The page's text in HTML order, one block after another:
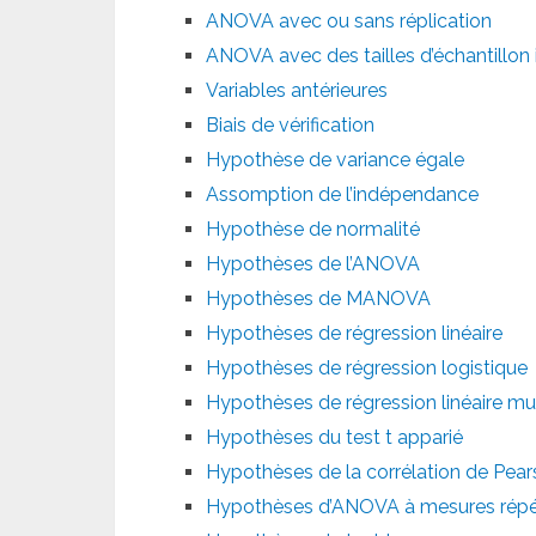
ANOVA avec ou sans réplication
ANOVA avec des tailles d’échantillon
Variables antérieures
Biais de vérification
Hypothèse de variance égale
Assomption de l’indépendance
Hypothèse de normalité
Hypothèses de l’ANOVA
Hypothèses de MANOVA
Hypothèses de régression linéaire
Hypothèses de régression logistique
Hypothèses de régression linéaire
Hypothèses du test t apparié
Hypothèses de la corrélation de
Hypothèses d’ANOVA à mesures